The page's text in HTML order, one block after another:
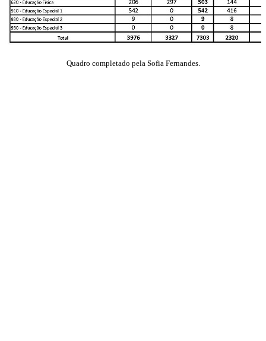
Quadro completado pela Sofia Fernandes.